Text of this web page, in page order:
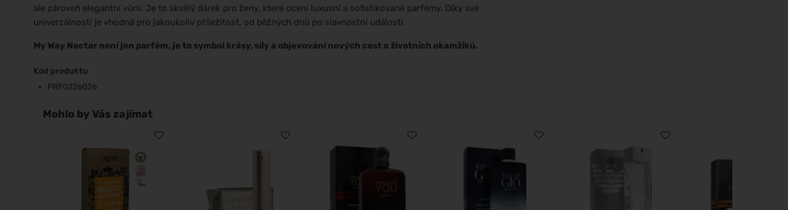
ale zároveň elegantní vůni. Je to skvělý dárek pro ženy, které ocení luxusní a sofistikované parfémy. Díky své
univerzálnosti je vhodná pro jakoukoliv příležitost, od běžných dnů po slavnostní události.
My Way Nectar není jen parfém, je to symbol krásy, síly a objevování nových cest a životních okamžiků.
Kód produktu
PRF0226026
Mohlo by Vás zajímat